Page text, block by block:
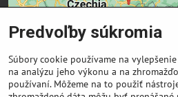
Predvoľby súkromia
Súbory cookie používame na
na analýzu jeho výkonu a na
používaní. Môžeme na to použiť